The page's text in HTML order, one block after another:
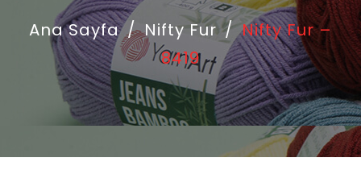
Ana Sayfa / Nifty Fur / Nifty Fur –
8419